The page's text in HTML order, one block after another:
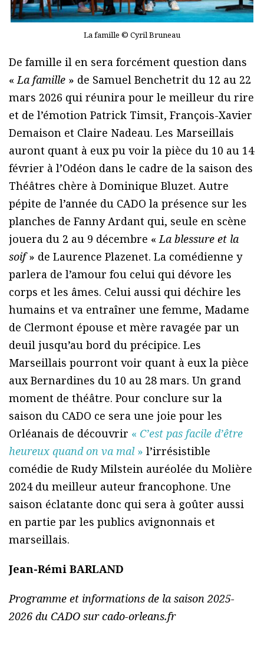
La famille © Cyril Bruneau
De famille il en sera forcément question dans
« La famille » de Samuel Benchetrit du 12 au 22
mars 2026 qui réunira pour le meilleur du rire
et de l’émotion Patrick Timsit, François-Xavier
Demaison et Claire Nadeau. Les Marseillais
auront quant à eux pu voir la pièce du 10 au 14
février à l’Odéon dans le cadre de la saison des
Théâtres chère à Dominique Bluzet. Autre
pépite de l’année du CADO la présence sur les
planches de Fanny Ardant qui, seule en scène
jouera du 2 au 9 décembre « La blessure et la
soif» de Laurence Plazenet. La comédienne y
parlera de l’amour fou celui qui dévore les
corps et les âmes. Celui aussi qui déchire les
humains et va entraîner une femme, Madame
de Clermont épouse et mère ravagée par un
deuil jusqu’au bord du précipice. Les
Marseillais pourront voir quant à eux la pièce
aux Bernardines du 10 au 28 mars. Un grand
moment de théâtre. Pour conclure sur la
saison du CADO ce sera une joie pour les
Orléanais de découvrir « C’est pas facile d’être
heureux quand on va mal » l’irrésistible
comédie de Rudy Milstein auréolée du Molière
2024 du meilleur auteur francophone. Une
saison éclatante donc qui sera à goûter aussi
en partie par les publics avignonnais et
marseillais.
Jean-Rémi BARLAND
Programme et informations de la saison 2025-
2026 du CADO surcado-orleans.fr